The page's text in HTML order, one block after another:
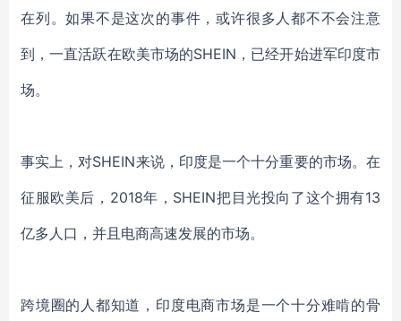
在列。如果不是这次的事件，或许很多人都不不会注意
到，一直活跃在欧美市场的SHEIN，已经开始进军印度市
场。
事实上，对SHEIN来说，印度是一个十分重要的市场。在
征服欧美后，2018年，SHEIN把目光投向了这个拥有13
亿多人口，并且电商高速发展的市场。
跨境圈的人都知道，印度电商市场是一个十分难啃的骨